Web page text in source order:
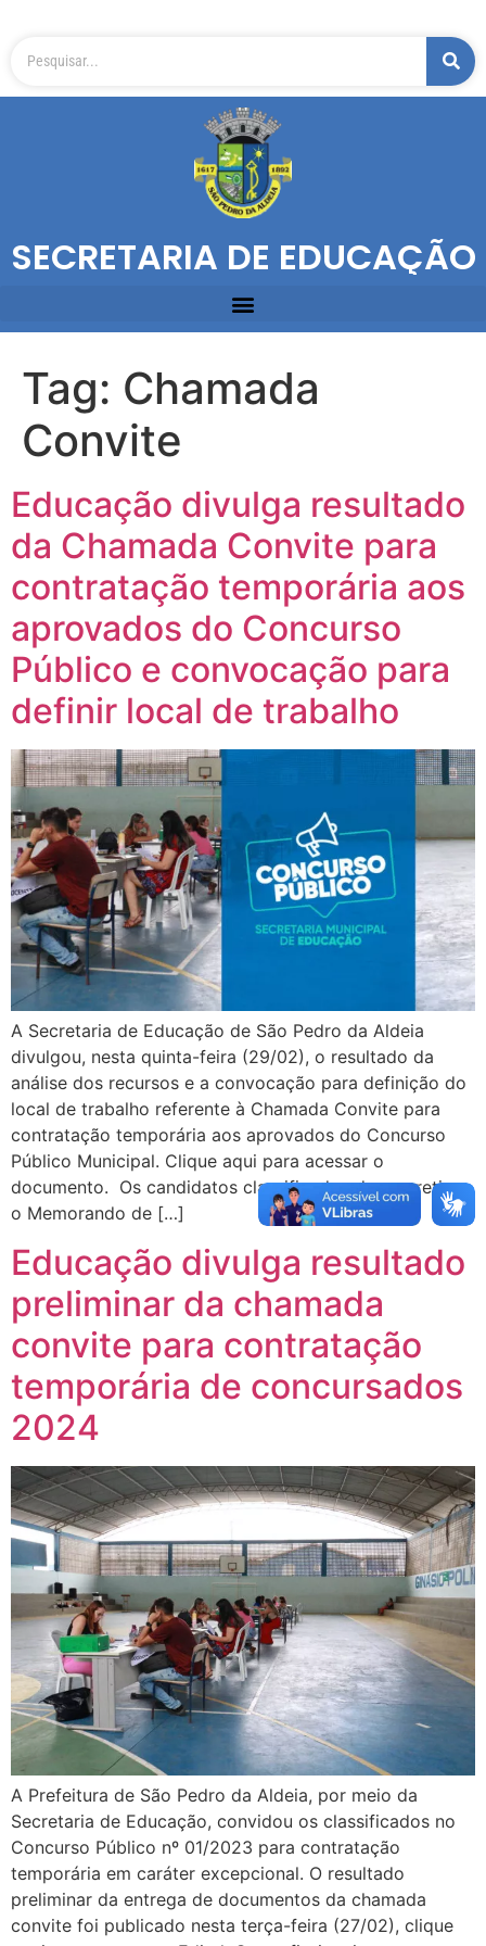
SECRETARIA DE EDUCAÇÃO
Tag: Chamada
Convite
Educação divulga resultado
da Chamada Convite para
contratação temporária aos
aprovados do Concurso
Público e convocação para
definir local de trabalho
A Secretaria de Educação de São Pedro da Aldeia
divulgou, nesta quinta-feira (29/02), o resultado da
análise dos recursos e a convocação para definição do
local de trabalho referente à Chamada Convite para
contratação temporária aos aprovados do Concurso
Público Municipal. Clique aqui para acessar o
documento. Os candidatos classificados devem retirar
o Memorando de […]
Educação divulga resultado
preliminar da chamada
convite para contratação
temporária de concursados
2024
A Prefeitura de São Pedro da Aldeia, por meio da
Secretaria de Educação, convidou os classificados no
Concurso Público nº 01/2023 para contratação
temporária em caráter excepcional. O resultado
preliminar da entrega de documentos da chamada
convite foi publicado nesta terça-feira (27/02), clique